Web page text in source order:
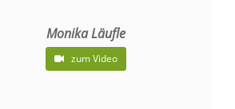
Monika Läufle
zum Video